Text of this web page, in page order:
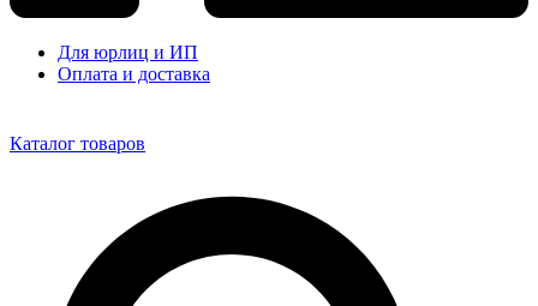
Для юрлиц и ИП
Оплата и доставка
Каталог товаров